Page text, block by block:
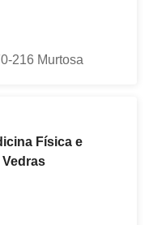
216 Murtosa
Física e
Vedras